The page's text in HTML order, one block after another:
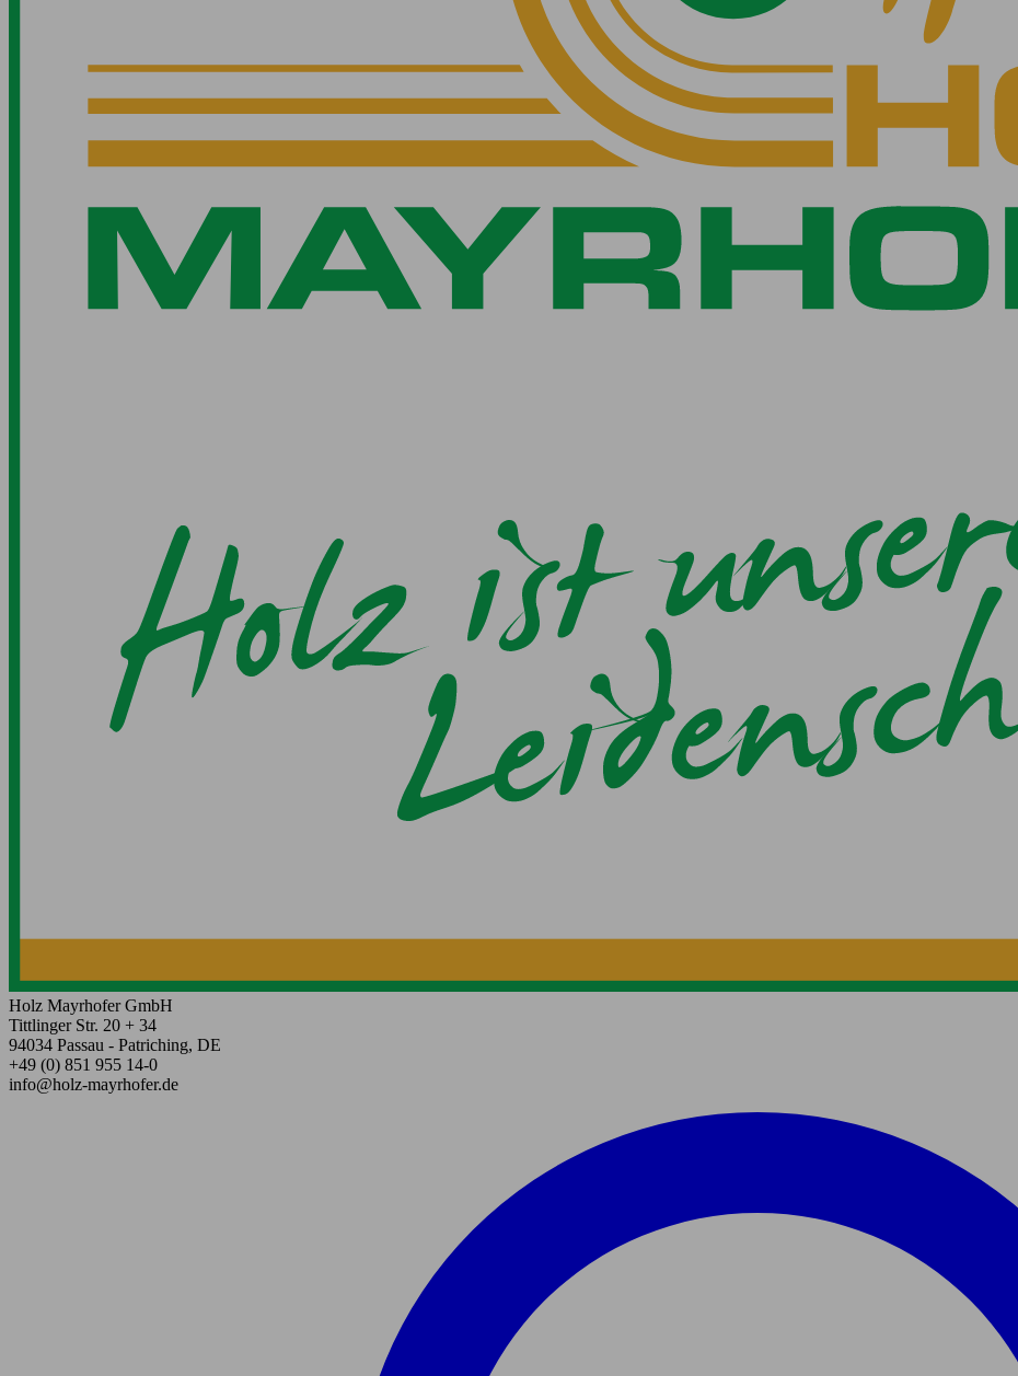
Holz Mayrhofer GmbH
Tittlinger Str. 20 + 34
94034 Passau - Patriching, DE
+49 (0) 851 955 14-0
info@holz-mayrhofer.de